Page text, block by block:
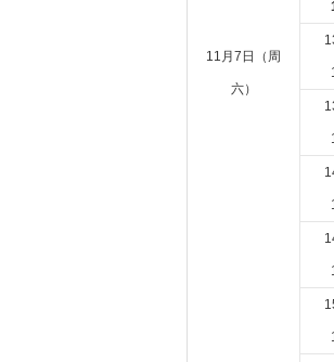
11月7日（周
六）